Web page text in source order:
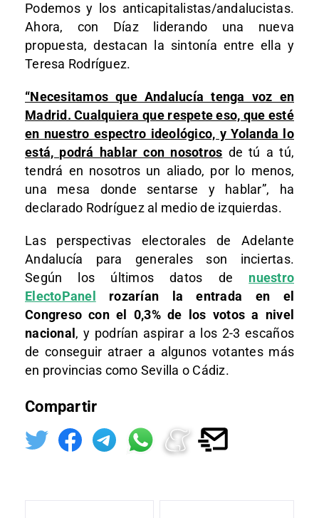
Podemos y los anticapitalistas/andalucistas.
Ahora, con Díaz liderando una nueva
propuesta, destacan la sintonía entre ella y
Teresa Rodríguez.
“Necesitamos que Andalucía tenga voz en
Madrid. Cualquiera que respete eso, que esté
en nuestro espectro ideológico, y Yolanda lo
está, podrá hablar con nosotros de tú a tú,
tendrá en nosotros un aliado, por lo menos,
una mesa donde sentarse y hablar”, ha
declarado Rodríguez al medio de izquierdas.
Las perspectivas electorales de Adelante
Andalucía para generales son inciertas.
Según los últimos datos de nuestro
ElectoPanel
rozarían la entrada en el
Congreso con el 0,3% de los votos a nivel
nacional , y podrían aspirar a los 2-3 escaños
de conseguir atraer a algunos votantes más
en provincias como Sevilla o Cádiz.
Compartir